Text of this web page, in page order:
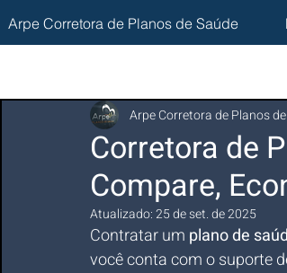
Arpe Corretora de Planos de Saúde
Corretora de
Compare,
Arpe Corretora de Planos
Atualizado:25 de set. de 2025
Contratar um plano de
você conta com o suporte